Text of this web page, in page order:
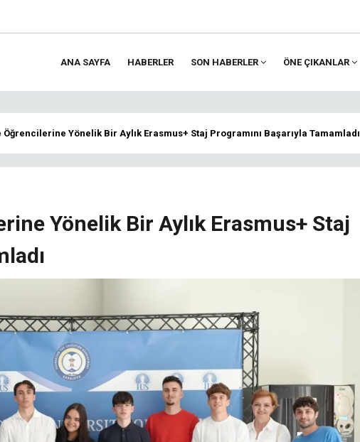
ANA SAYFA HABERLER SON HABERLER ÖNE ÇIKANLAR
Yönelik Bir Aylık Erasmus+ Staj Programını Başarıyla Tamamladı
Yönelik Bir Aylık Erasmus+ Staj